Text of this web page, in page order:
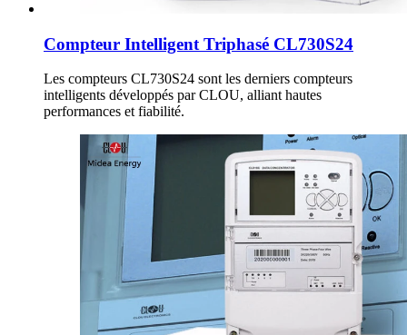
Compteur Intelligent Triphasé CL730S24
Les compteurs CL730S24 sont les derniers compteurs
intelligents développés par CLOU, alliant hautes
performances et fiabilité.